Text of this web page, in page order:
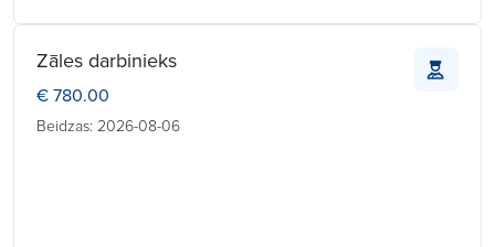
Zāles darbinieks
€ 780.00
Beidzas: 2026-08-06